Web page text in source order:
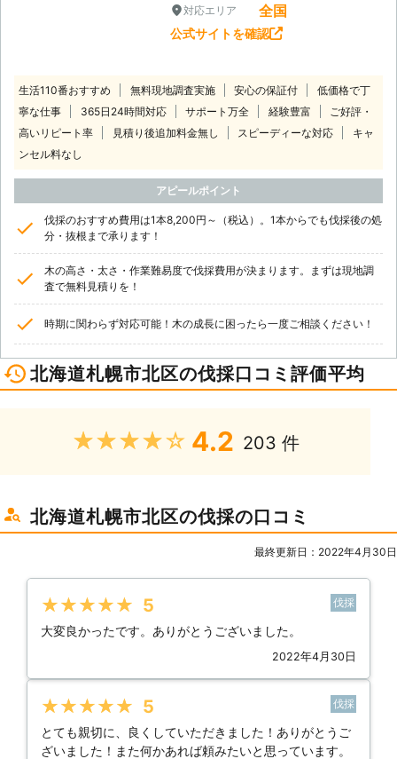
対応エリア 全国
公式サイトを確認
生活110番おすすめ 無料現地調査実施 安心の保証付
低価格で丁
寧な仕事
365日24時間対応 サポート万全 経験豊富
ご好評・
高いリピート率
見積り後追加料金無し スピーディーな対応
キャ
ンセル料なし
アピールポイント
伐採のおすすめ費用は1本8,200円～（税込）。1本からでも伐採後の処
分・抜根まで承ります！
木の高さ・太さ・作業難易度で伐採費用が決まります。まずは現地調
査で無料見積りを！
時期に関わらず対応可能！木の成長に困ったら一度ご相談ください！
北海道札幌市北区の伐採口コミ評価平均
★★★★★ 4.2 203 件
北海道札幌市北区の伐採の口コミ
最終更新日：2022年4月30日
★★★★★ 5 伐採
大変良かったです。ありがとうございました。
2022年4月30日
★★★★★ 5 伐採
とても親切に、良くしていただきました！ありがとうご
ざいました！また何かあれば頼みたいと思っています。